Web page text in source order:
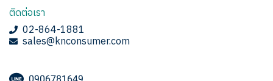
ติดต่อเรา
02-864-1881
sales@knconsumer.com